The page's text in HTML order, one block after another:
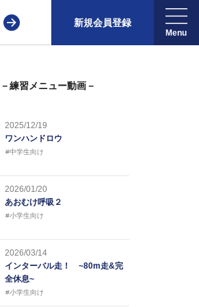
新規会員登録
－練習メニュー動画－
2025/12/19
ワンハンドロウ
#中学生向け
2026/01/20
あおむけ呼吸２
#小学生向け
2026/03/14
インターバル走！ ~80m走&完
全休息~
#小学生向け